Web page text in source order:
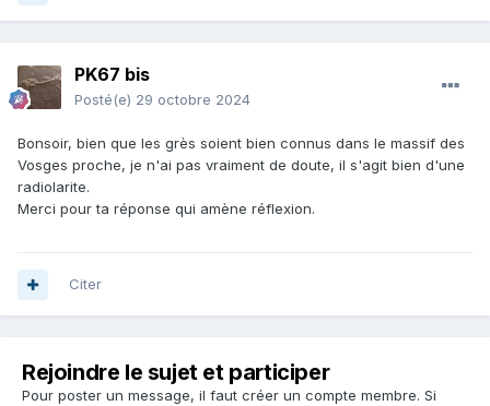
PK67 bis
Posté(e) 29 octobre 2024
Bonsoir, bien que les grès soient bien connus dans le massif des
Vosges proche, je n'ai pas vraiment de doute, il s'agit bien d'une
radiolarite.
Merci pour ta réponse qui amène réflexion.
Citer
Rejoindre le sujet et participer
Pour poster un message, il faut créer un compte membre. Si